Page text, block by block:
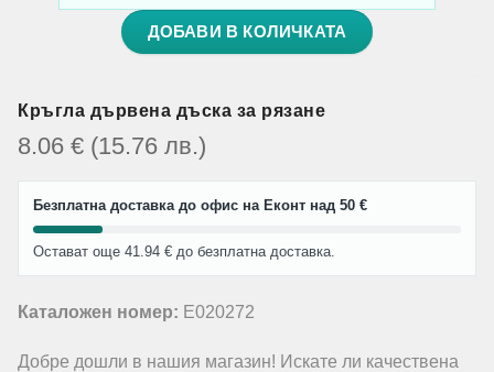
ДОБАВИ В КОЛИЧКАТА
Кръгла дървена дъска за рязане
8.06 € (15.76 лв.)
Безплатна доставка до офис на Еконт над 50 €
Остават още 41.94 € до безплатна доставка.
Каталожен номер: E020272
Добре дошли в нашия магазин! Искате ли качествена